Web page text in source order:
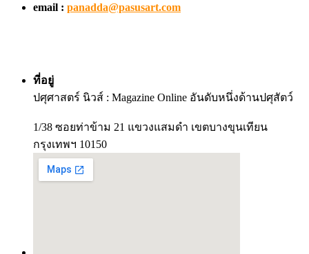
email : panadda@pasusart.com
ที่อยู่
ปศุศาสตร์ นิวส์ : Magazine Online อันดับหนึ่งด้านปศุสัตว์
1/38 ซอยท่าข้าม 21 แขวงแสมดำ เขตบางขุนเทียน
กรุงเทพฯ 10150